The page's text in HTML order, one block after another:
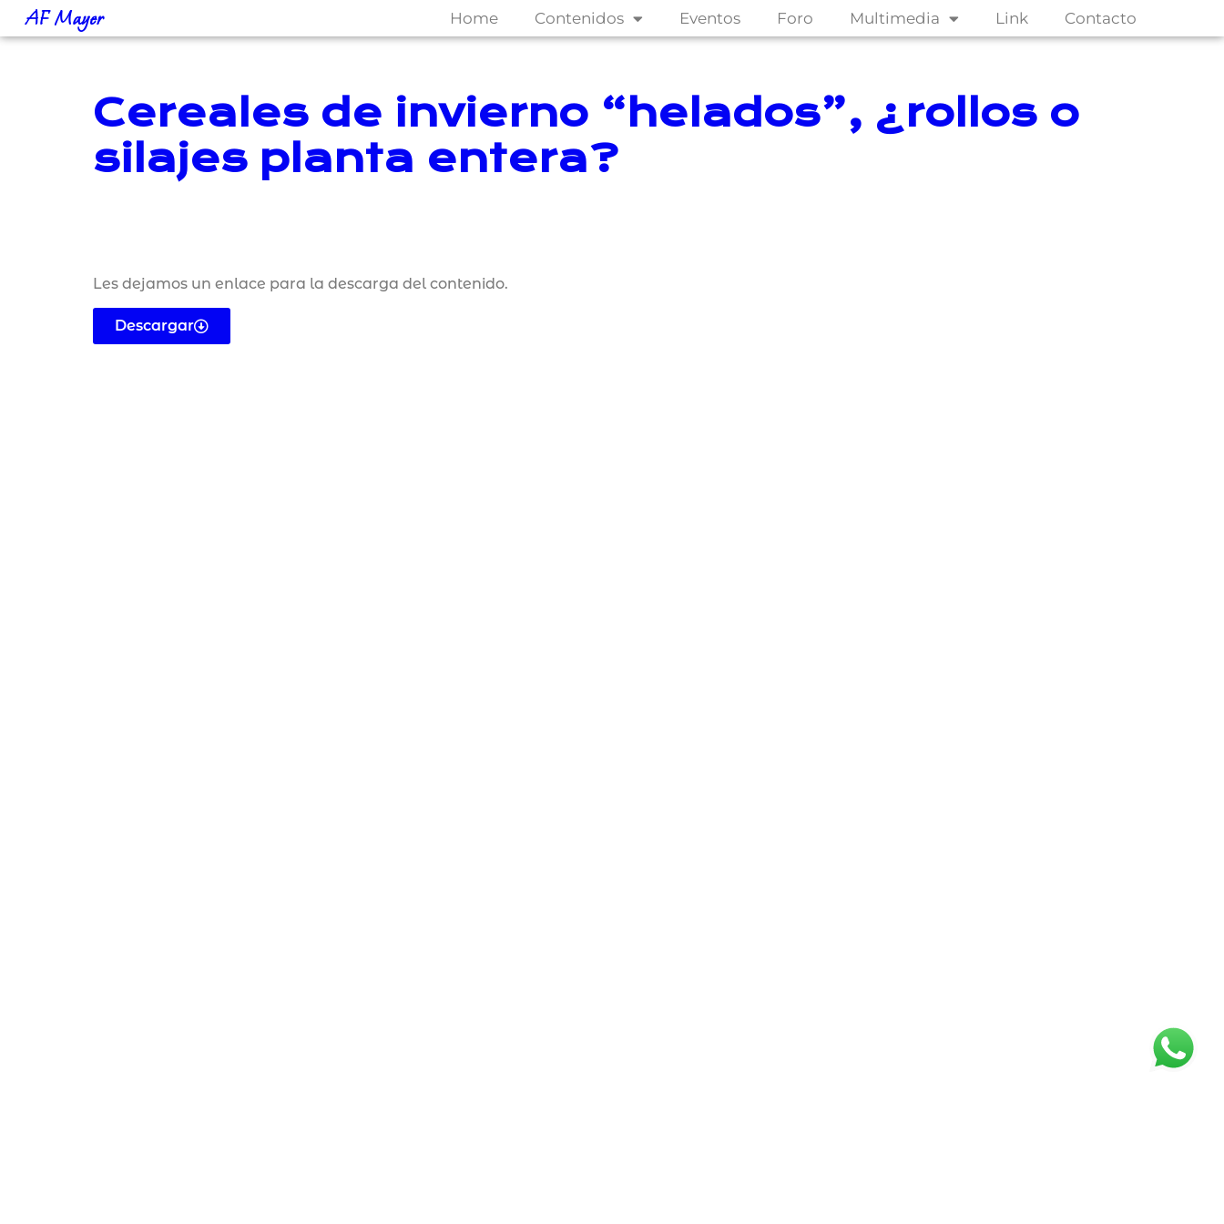
AF Mayer Home Contenidos Eventos Foro Multimedia Link Contacto
Cereales de invierno “helados”, ¿rollos o
silajes planta entera?
Les dejamos un enlace para la descarga del contenido.
Descargar